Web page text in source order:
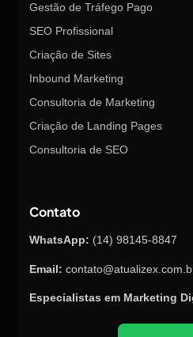
Gestão de Tráfego Pago
SEO Profissional
Criação de Sites
Inbound Marketing
Consultoria de Marketing
Criação de Landing Pages
Consultoria de SEO
Contato
WhatsApp: (14) 98145-8847
Email:
Especialistas em Marketing